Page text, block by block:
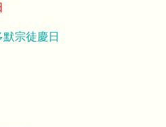
默宗徒慶日